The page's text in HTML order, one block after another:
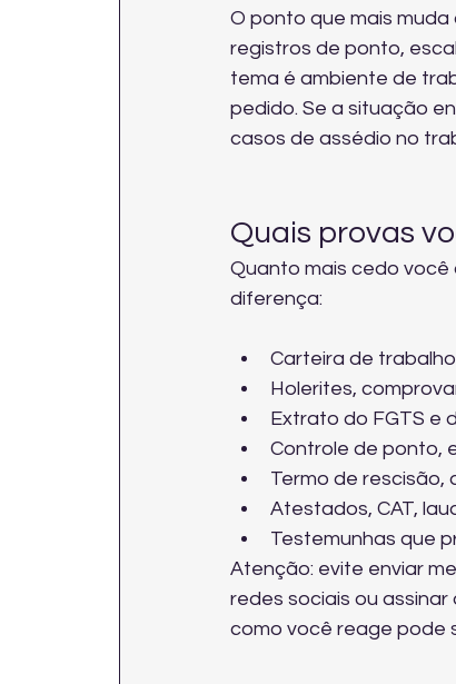
O ponto que mais
registros de ponto,
tema é ambiente de
pedido. Se a situação
casos de assédio no
Quais provas
Quanto mais cedo você
diferença:
Carteira de
Holerites,
Extrato do FGTS e
Controle de ponto,
Termo de rescisão,
Atestados, CAT,
Testemunhas que
Atenção: evite enviar
redes sociais ou
como você reage pode